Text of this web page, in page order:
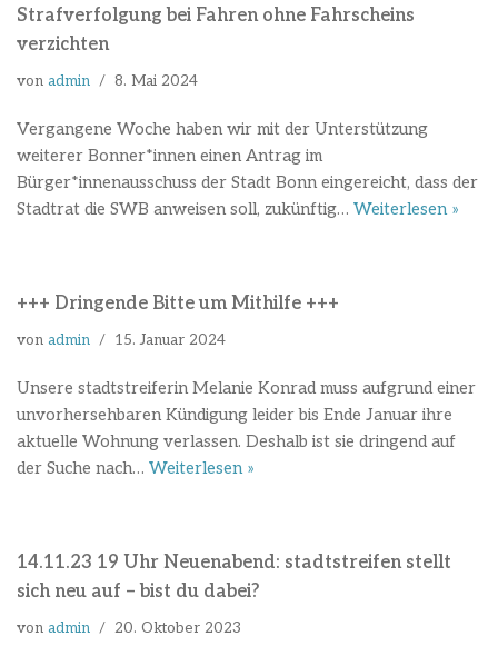
Strafverfolgung bei Fahren ohne Fahrscheins
verzichten
von admin 8. Mai 2024
Vergangene Woche haben wir mit der Unterstützung
weiterer Bonner*innen einen Antrag im
Bürger*innenausschuss der Stadt Bonn eingereicht, dass der
Stadtrat die SWB anweisen soll, zukünftig… Weiterlesen »
+++ Dringende Bitte um Mithilfe +++
von admin 15. Januar 2024
Unsere stadtstreiferin Melanie Konrad muss aufgrund einer
unvorhersehbaren Kündigung leider bis Ende Januar ihre
aktuelle Wohnung verlassen. Deshalb ist sie dringend auf
der Suche nach… Weiterlesen »
14.11.23 19 Uhr Neuenabend: stadtstreifen stellt
sich neu auf – bist du dabei?
von admin 20. Oktober 2023